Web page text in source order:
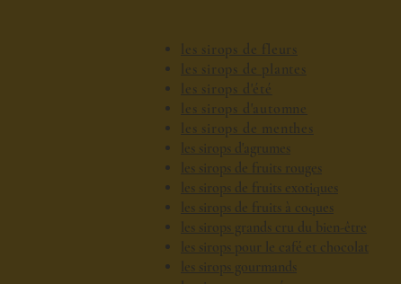
les sirops de fleurs
les sirops de plantes
les sirops d'été
les sirops d'automne
les sirops de menthes
les sirops d'agrumes
les sirops de fruits rouges
les sirops de fruits exotiques
les sirops de fruits à coques
les sirops grands cru du bien-être
les sirops pour le café et chocolat
les sirops gourmands